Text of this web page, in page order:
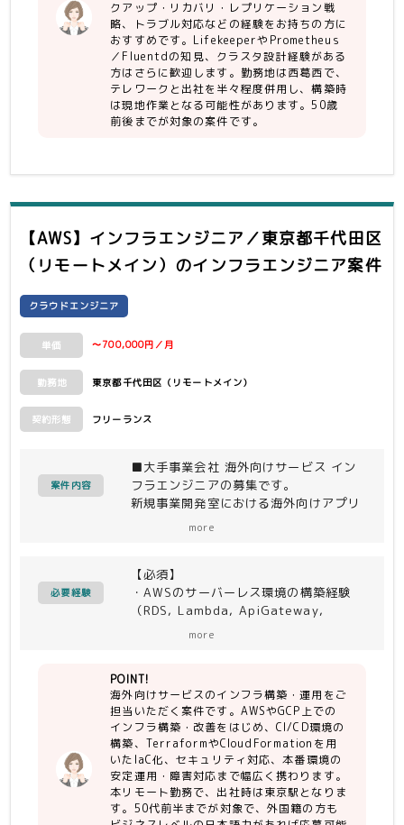
【尚可】
・lifkeeperを使用したクラスタ設計経
験がある方
・Prometheus／Fluentdの知見があ
る方
・HP サーバ機器
・CISCO FCSW
クアップ・リカバリ・レプリケーション戦
略、トラブル対応などの経験をお持ちの方に
おすすめです。LifekeeperやPrometheus
／Fluentdの知見、クラスタ設計経験がある
方はさらに歓迎します。勤務地は西葛西で、
テレワークと出社を半々程度併用し、構築時
は現地作業となる可能性があります。50歳
前後までが対象の案件です。
【AWS】インフラエンジニア／東京都千代田区
（リモートメイン） のインフラエンジニア案件
クラウドエンジニア
単価 〜700,000円／月
勤務地 東京都千代田区（リモートメイン）
契約形態 フリーランス
案件内容
■大手事業会社 海外向けサービス イン
フラエンジニアの募集です。
新規事業開発室における海外向けアプリ
化（CloudFormation/SAM）、セキュ
リティ対応、安定運用・障害対応などを
ご対応いただきます。
＜作業内容＞
・GCPでのインフラ構築・追加・改善
・クロスアカウントでのCI/CDの構築
・各サービスのIaC化
（CloudFormation/SAM）
・セキュリティ要件の対応
・本番環境上での安定運用と障害対応
＜開発環境＞
more
必要経験
【必須】
・AWSのサーバーレス環境の構築経験
（RDS, Lambda, ApiGateway,
【尚可】
・セキュリティ要件の洗い出しとインフ
ラへの導入
・サーバーサイド開発経験
【人物】
・リモート環境下での他者との意思疎通
more
POINT!
海外向けサービスのインフラ構築・運用をご
担当いただく案件です。AWSやGCP上での
インフラ構築・改善をはじめ、CI/CD環境の
構築、TerraformやCloudFormationを用
いたIaC化、セキュリティ対応、本番環境の
安定運用・障害対応まで幅広く携わります。
本リモート勤務で、出社時は東京駅となりま
す。50代前半までが対象で、外国籍の方も